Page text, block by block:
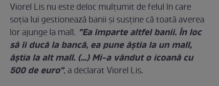
Viorel Lis nu este deloc mulțumit de felul în care
soția lui gestionează banii și susține că toată averea
lor ajunge la mall. ”Ea împarte altfel banii. În loc
să îi ducă la bancă, ea pune ăştia la un mall,
ăştia la alt mall. (...) Mi-a vândut o icoană cu
500 de euro”, a declarat Viorel Lis.